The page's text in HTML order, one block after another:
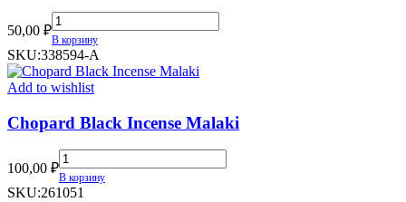
50,00 ₽
Лилия
&
Лотос
quantity
В корзину
SKU:338594-А
Add to wishlist
Chopard Black Incense Malaki
100,00 ₽
Chopard
Black
Incense
В корзину
SKU:261051